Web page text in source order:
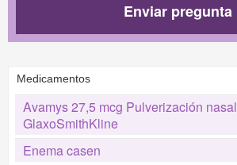
Enviar pregunta
Medicamentos
Avamys 27,5 mcg Pulverización nasal
GlaxoSmithKline
Enema casen